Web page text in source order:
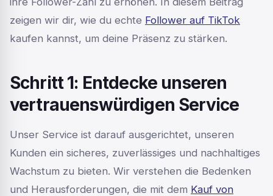
zeigen wir dir, wie du echte Follower auf TikTok
kaufen kannst, um deine Präsenz zu stärken.
Schritt 1: Entdecke unseren
vertrauenswürdigen Service
Unser Service ist darauf ausgerichtet, unseren
Kunden ein sicheres, zuverlässiges und nachhaltiges
Wachstum zu bieten. Wir verstehen die Bedenken
und Herausforderungen, die mit dem Kauf von